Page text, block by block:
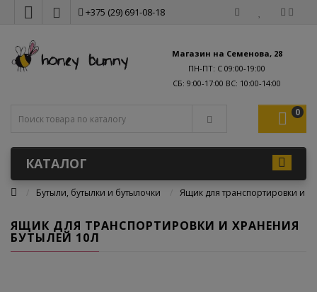
+375 (29) 691-08-18
Магазин на Семенова, 28
ПН-ПТ: С 09:00-19:00
0
КАТАЛОГ
Бутыли, бутылки и бутылочки Ящик для транспортировки и
ЯЩИК ДЛЯ ТРАНСПОРТИРОВКИ И ХРАНЕНИЯ
БУТЫЛЕЙ 10Л